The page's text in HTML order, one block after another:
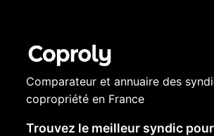
Comparateur et annuaire des
copropriété en France
Trouvez le meilleur syndic